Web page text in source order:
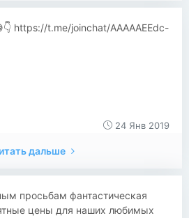
https://t.me/joinchat/AAAAAEEdc-
24 Янв 2019
дальше
просьбам фантастическая
цены для наших любимых